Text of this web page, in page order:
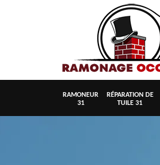
RAMONEUR
31
RÉPARATION DE
TUILE 31